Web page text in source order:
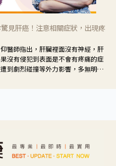
見肝癌！注意相關症狀，出現疼
醫師指出，肝臟裡面沒有神經，肝
沒有侵犯到表面是不會有疼痛的症
到劇烈碰撞等外力影響，多無明顯